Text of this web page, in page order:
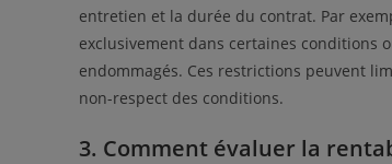
entretien et la durée du contrat. Par
exclusivement dans certaines conditions
endommagés. Ces restrictions peuvent
non-respect des conditions.
3. Comment évaluer la